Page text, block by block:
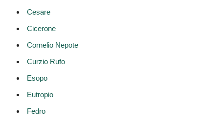
Cesare
Cicerone
Cornelio Nepote
Curzio Rufo
Esopo
Eutropio
Fedro